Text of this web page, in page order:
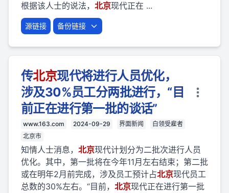
根据该人士的说法， 北京现代正在 ...
源链接 备份链接
传北京现代将进行人员优化，
涉及30%员工分两批进行，“目
前正在进行第一批的谈话”
www.163.com 2024-09-29 界面新闻
白领受雇者
北京市
知情人士消息， 北京现代计划分为二批次进行人员
优化。其中，第一批将在今年11月左右结束；第二批
或在明年2月前完成，涉及员工预计占北京现代员工
总数的30%左右。“目前， 北京现代正在进行第一批